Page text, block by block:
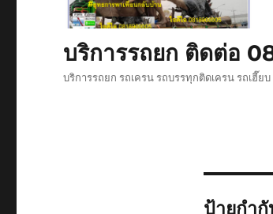
บริการรถยก ติดต่อ
บริการรถยก รถเครน รถบรรทุกติดเครน รถเฮี๊ย
ป้ายกำกั